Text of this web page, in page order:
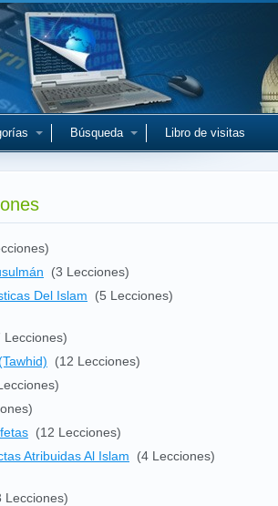
Búsqueda Libro de visitas
(3 Lecciones)
Del Islam
(5 Lecciones)
Lecciones)
(12 Lecciones)
(12 Lecciones)
Atribuidas Al Islam
(4 Lecciones)
Lecciones)